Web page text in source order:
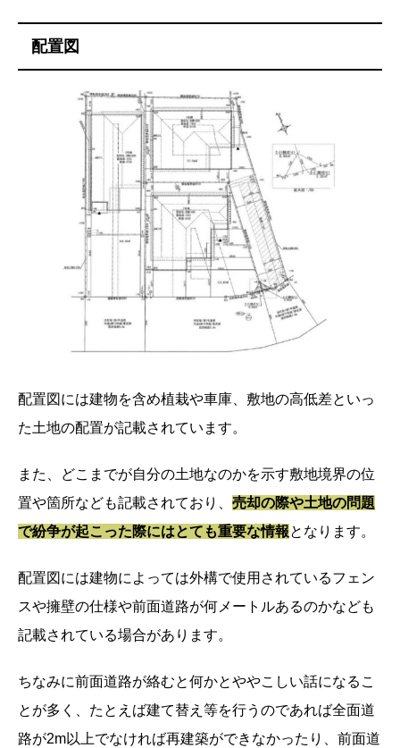
配置図
配置図には建物を含め植栽や車庫、敷地の高低差といっ
た土地の配置が記載されています。
また、どこまでが自分の土地なのかを示す敷地境界の位
置や箇所なども記載されており、 売却の際や土地の問題
で紛争が起こった際にはとても重要な情報となります。
配置図には建物によっては外構で使用されているフェン
スや擁壁の仕様や前面道路が何メートルあるのかなども
記載されている場合があります。
ちなみに前面道路が絡むと何かとややこしい話になるこ
とが多く、たとえば建て替え等を行うのであれば全面道
路が2m以上でなければ再建築ができなかったり、前面道